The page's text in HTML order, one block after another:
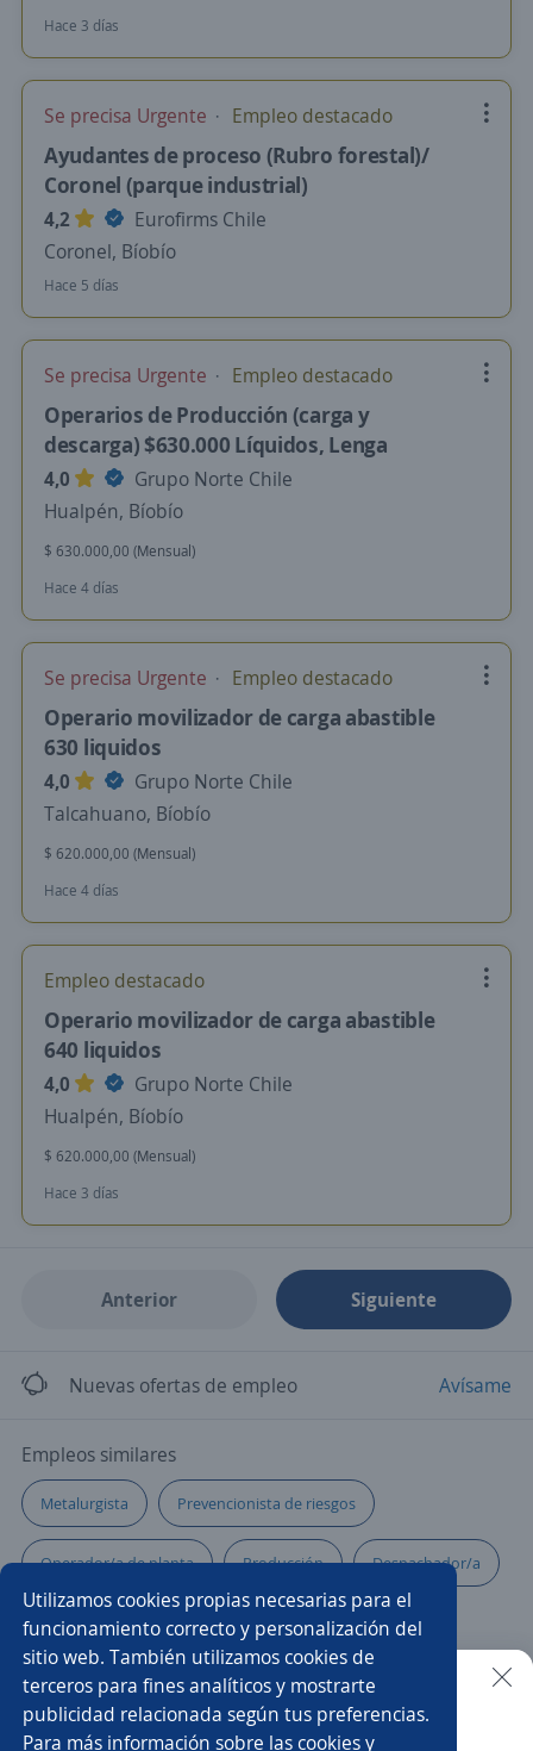
Utilizamos cookies propias necesarias para el
funcionamiento correcto y personalización del
sitio web. También utilizamos cookies de
terceros para fines analíticos y mostrarte
publicidad relacionada según tus preferencias.
Para más información sobre las cookies y
Hace 3 días
Se precisa Urgente Empleo destacado
Ayudantes de proceso (Rubro forestal)/
Coronel (parque industrial)
4,2
Eurofirms Chile
Coronel, Bíobío
Hace 5 días
Se precisa Urgente Empleo destacado
Operarios de Producción (carga y
descarga) $630.000 Líquidos, Lenga
4,0
Grupo Norte Chile
Hualpén, Bíobío
$ 630.000,00 (Mensual)
Hace 4 días
Se precisa Urgente Empleo destacado
Operario movilizador de carga abastible
630 liquidos
4,0
Grupo Norte Chile
Talcahuano, Bíobío
$ 620.000,00 (Mensual)
Hace 4 días
Empleo destacado
Operario movilizador de carga abastible
640 liquidos
4,0
Grupo Norte Chile
Hualpén, Bíobío
$ 620.000,00 (Mensual)
Hace 3 días
Anterior Siguiente
Nuevas ofertas de empleo Avísame
Empleos similares
Metalurgista Prevencionista de riesgos
Operador/a de planta Producción Despachador/a
Operario/a de carga y descarga Carpintero/a
Ayudantes de cocina producción Reponedor/a
Operario/a Operador/a Asistente de producción
Buscar es más fácil en la app